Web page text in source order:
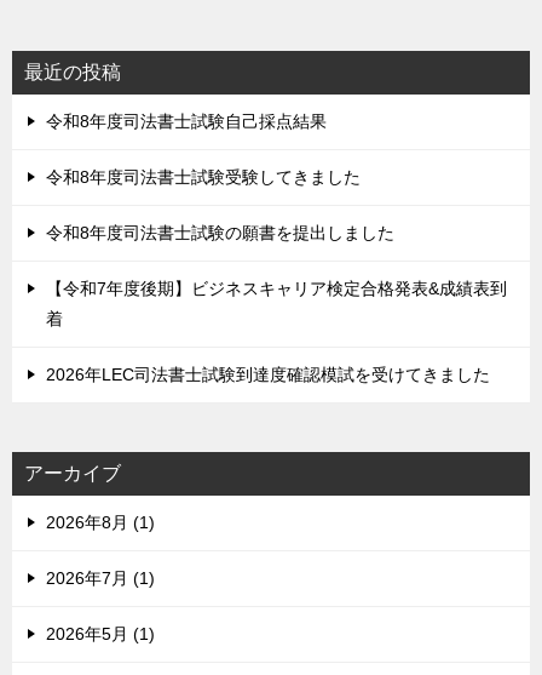
最近の投稿
令和8年度司法書士試験自己採点結果
令和8年度司法書士試験受験してきました
令和8年度司法書士試験の願書を提出しました
【令和7年度後期】ビジネスキャリア検定合格発表&成績表到
着
2026年LEC司法書士試験到達度確認模試を受けてきました
アーカイブ
2026年8月 (1)
2026年7月 (1)
2026年5月 (1)